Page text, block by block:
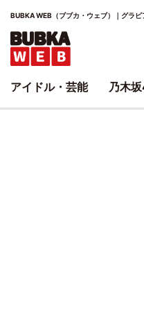
BUBKA WEB（ブブカ・ウェブ）｜グラ
アイドル・芸能 乃木